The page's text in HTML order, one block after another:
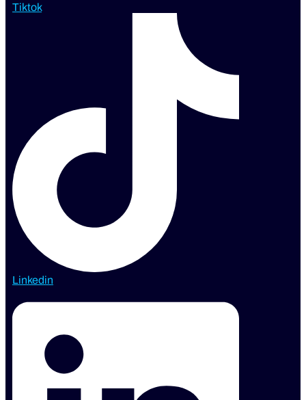
Tiktok
Linkedin